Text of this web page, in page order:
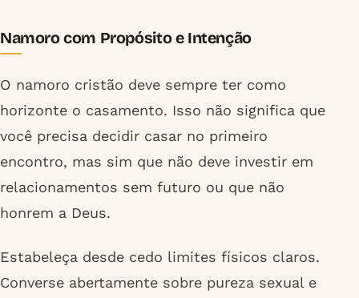
Namoro com Propósito e Intenção
O namoro cristão deve sempre ter como
horizonte o casamento. Isso não significa que
você precisa decidir casar no primeiro
encontro, mas sim que não deve investir em
relacionamentos sem futuro ou que não
honrem a Deus.
Estabeleça desde cedo limites físicos claros.
Converse abertamente sobre pureza sexual e